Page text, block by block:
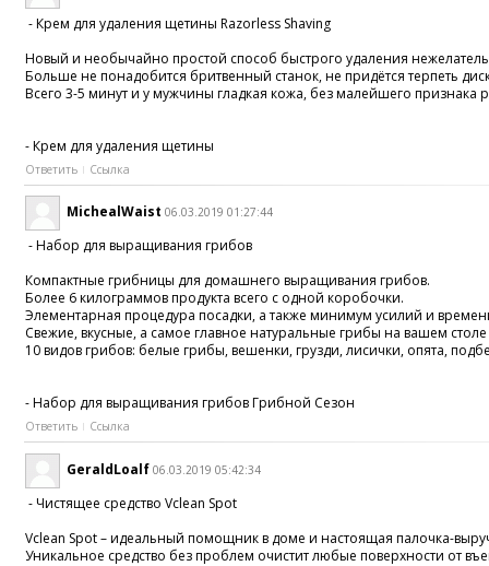
- Крем для удаления щетины Razorless Shaving
Новый и необычайно простой способ быстрого удаления
Больше не понадобится бритвенный станок, не придётся терпеть
Всего 3-5 минут и у мужчины гладкая кожа, без малейшего признака
- Крем для удаления щетины
Ответить Ссылка
MichealWaist 06.03.2019 01:27:44
- Набор для выращивания грибов
Компактные грибницы для домашнего выращивания грибов.
Более 6 килограммов продукта всего с одной коробочки.
Элементарная процедура посадки, а также минимум усилий и
Свежие, вкусные, а самое главное натуральные грибы на вашем столе
10 видов грибов: белые грибы, вешенки, грузди, лисички, опята,
- Набор для выращивания грибов Грибной Сезон
Ответить Ссылка
GeraldLoalf 06.03.2019 05:42:34
- Чистящее средство Vclean Spot
Vclean Spot – идеальный помощник в доме и настоящая палочка-
Уникальное средство без проблем очистит любые поверхности от